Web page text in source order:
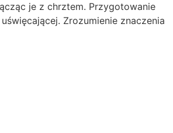
je z chrztem. Przygotowanie
Zrozumienie znaczenia